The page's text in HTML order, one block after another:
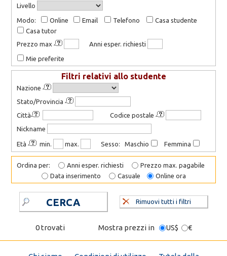
Livello
Modo: Online Email Telefono
Casa studente
Casa tutor
Prezzo max
Anni esper. richiesti
Mie preferite
Filtri relativi allo studente
Nazione
Stato/Provincia
Città
Codice postale
Nickname
Età min. max. Sesso: Maschio Femmina
Ordina per: Anni esper. richiesti
Prezzo max. pagabile
Data inserimento
Casuale Online ora
CERCA Rimuovi tutti i filtri
0 trovati Mostra prezzi in US$ €